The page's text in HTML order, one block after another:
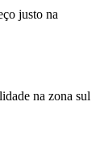
justo na
na zona sul